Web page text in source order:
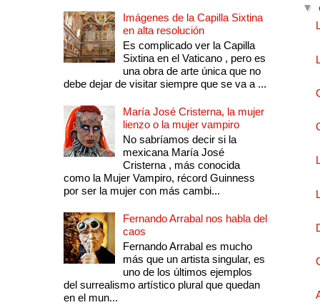
Imágenes de la Capilla Sixtina
en alta resolución
Es complicado ver la Capilla
Sixtina en el Vaticano , pero es
una obra de arte única que no
debe dejar de visitar siempre que se va a ...
María José Cristerna, la mujer
lienzo o la mujer vampiro
No sabríamos decir si la
mexicana María José
Cristerna , más conocida
como la Mujer Vampiro, récord Guinness
por ser la mujer con más cambi...
Fernando Arrabal nos habla del
caos
Fernando Arrabal es mucho
más que un artista singular, es
uno de los últimos ejemplos
del surrealismo artístico plural que quedan
en el mun...
▼